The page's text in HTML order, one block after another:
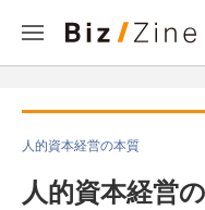
人的資本経営の本質
人的資本経営